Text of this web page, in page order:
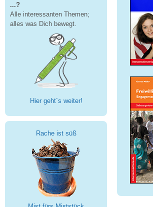
...?
Alle interessanten Themen;
alles was Dich bewegt.
Hier geht´s weiter!
Rache ist süß